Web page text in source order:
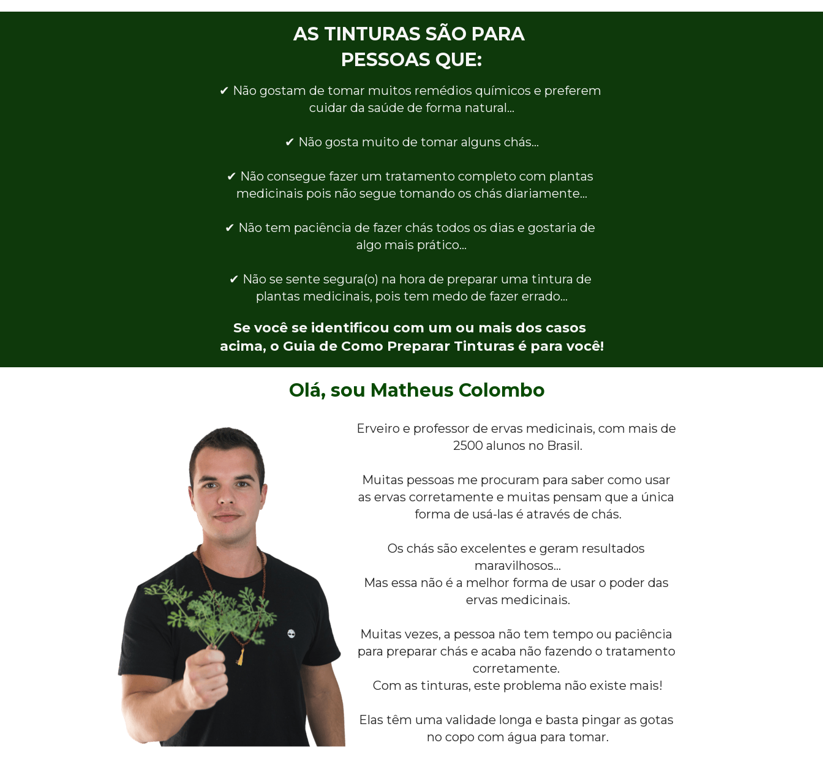
✔ Não gostam de tomar muitos remédios químicos e preferem
cuidar da saúde de forma natural…
✔ Não gosta muito de tomar alguns chás…
✔ Não consegue fazer um tratamento completo com plantas
medicinais pois não segue tomando os chás diariamente…
✔ Não tem paciência de fazer chás todos os dias e gostaria de
algo mais prático…
✔ Não se sente segura(o) na hora de preparar uma tintura de
plantas medicinais, pois tem medo de fazer errado…
AS TINTURAS SÃO PARA
PESSOAS QUE:
Se você se identificou com um ou mais dos casos
acima, o Guia de Como Preparar Tinturas é para você!
Erveiro e professor de ervas medicinais, com mais de
2500 alunos no Brasil.
Muitas pessoas me procuram para saber como usar
as ervas corretamente e muitas pensam que a única
forma de usá-las é através de chás.
Os chás são excelentes e geram resultados
maravilhosos...
Mas essa não é a melhor forma de usar o poder das
ervas medicinais.
Muitas vezes, a pessoa não tem tempo ou paciência
para preparar chás e acaba não fazendo o tratamento
corretamente.
Com as tinturas, este problema não existe mais!
Elas têm uma validade longa e basta pingar as gotas
no copo com água para tomar.
Olá, sou Matheus Colombo